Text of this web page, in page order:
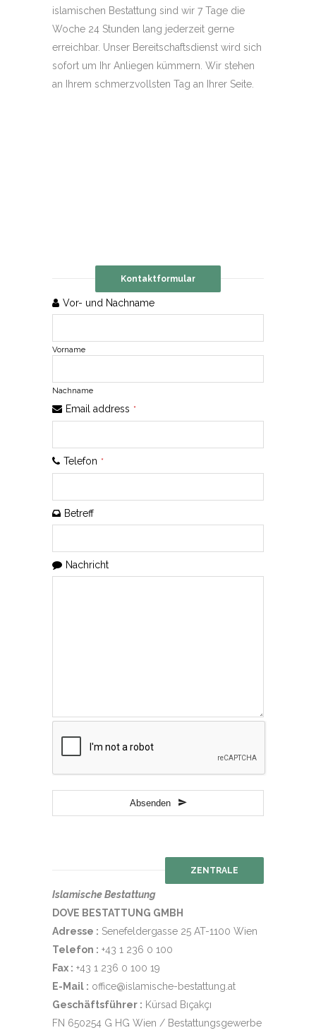
islamischen Bestattung sind wir 7 Tage die
Woche 24 Stunden lang jederzeit gerne
erreichbar. Unser Bereitschaftsdienst wird sich
sofort um Ihr Anliegen kümmern. Wir stehen
an Ihrem schmerzvollsten Tag an Ihrer Seite.
Kontaktformular
Vor- und Nachname
Vorname
Nachname
Email address *
Telefon *
Betreff
YourNachricht
Absenden
ZENTRALE
Islamische Bestattung
DOVE BESTATTUNG GMBH
Adresse : Senefeldergasse 25 AT-1100 Wien
Telefon : +43 1 236 0 100
Fax : +43 1 236 0 100 19
E-Mail : office@islamische-bestattung.at
Geschäftsführer : Kürsad Bıçakçı
FN 650254 G HG Wien / Bestattungsgewerbe